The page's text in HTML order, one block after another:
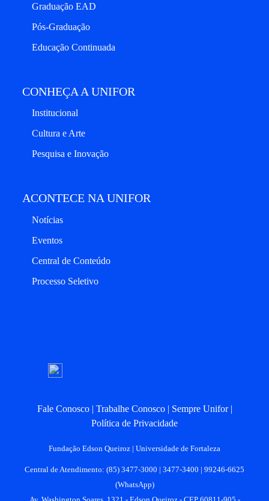
Graduação EAD
Pós-Graduação
Educação Continuada
CONHEÇA A UNIFOR
Institucional
Cultura e Arte
Pesquisa e Inovação
ACONTECE NA UNIFOR
Notícias
Eventos
Central de Conteúdo
Processo Seletivo
Fale Conosco Trabalhe Conosco
Sempre Unifor
Política de Privacidade
Fundação Edson Queiroz | Universidade de Fortaleza
Central de Atendimento: (85) 3477-3000 | 3477-3400 | 99246-6625
(WhatsApp)